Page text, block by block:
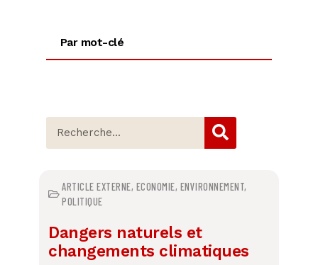
Par mot-clé
ARTICLE EXTERNE, ECONOMIE, ENVIRONNEMENT,
POLITIQUE
Dangers naturels et
changements climatiques